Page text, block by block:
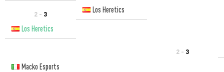
2 - 3
Los Heretics
Los Heretics
2 - 3
Macko Esports